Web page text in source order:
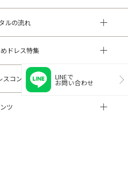
ルの流れ
ドレス特集
スコンテンツ
ツ
LINEで
お問い合わせ